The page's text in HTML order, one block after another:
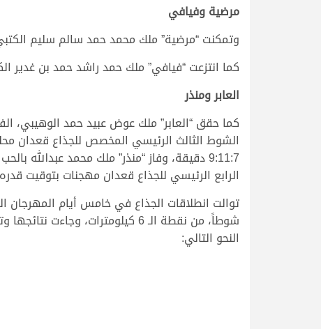
مرضية وفيافي
وتمكنت “مرضية” ملك محمد حمد سالم سليم الكتبي،
كما انتزعت “فيافي” ملك حمد راشد حمد بن غدير
العابر ومنذر
كما حقق “العابر” ملك عوض عبيد حمد الوهيبي،
الشوط الثالث الرئيسي المخصص للجذاع قعدان
9:11:7 دقيقة، وفاز “منذر” ملك محمد عبدالله
الرابع الرئيسي للجذاع قعدان مهجنات بتوقيت قدره 9:10:8 دقيقة.
شوطاً، من نقطة الـ 6 كيلومترات، وجاءت
النحو التالي: